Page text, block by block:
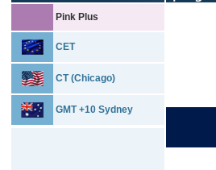
Pink Plus
CET
CT (Chicago)
GMT +10 Sydney